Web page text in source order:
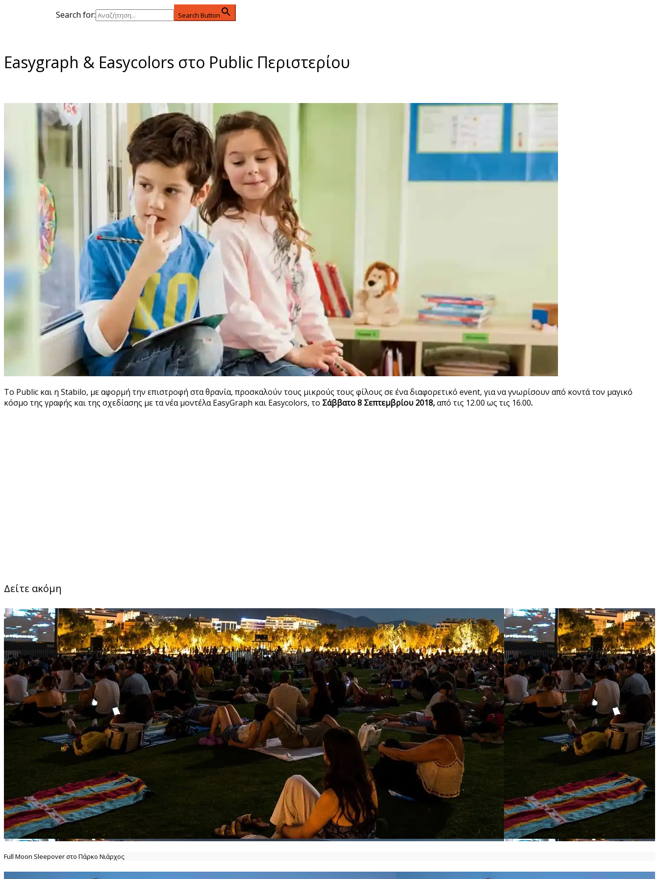
Search for: Search Button
Easygraph & Easycolors στο Public Περιστερίου
Τo Public και η Stabilo, με αφορμή την επιστροφή στα θρανία, προσκαλούν τους μικρούς τους φίλους σε ένα διαφορετικό event, για να γνωρίσουν από κοντά τον μαγικό
κόσμο της γραφής και της σχεδίασης με τα νέα μοντέλα EasyGraph και Easycolors, το Σάββατο 8 Σεπτεμβρίου 2018,από τις 12.00 ως τις 16.00.
Δείτε ακόμη
Full Moon Sleepover στο Πάρκο Νιάρχος